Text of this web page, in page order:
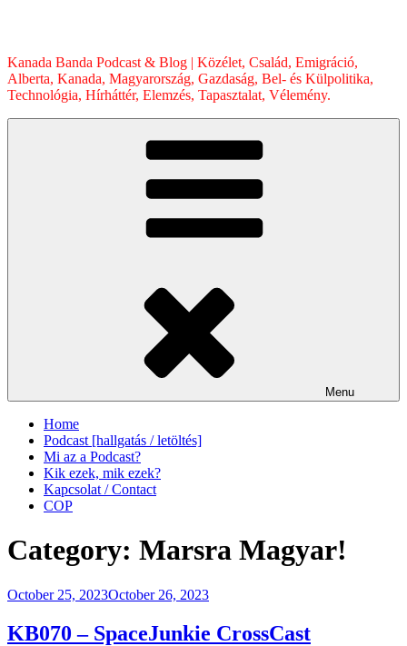
Kanada Banda Podcast & Blog | Közélet, Család, Emigráció,
Alberta, Kanada, Magyarország, Gazdaság, Bel- és Külpolitika,
Technológia, Hírháttér, Elemzés, Tapasztalat, Vélemény.
Menu
Home
Podcast [hallgatás / letöltés]
Mi az a Podcast?
Kik ezek, mik ezek?
Kapcsolat / Contact
COP
Category: Marsra Magyar!
Posted
October 25, 2023October 26, 2023
KB070 – SpaceJunkie CrossCast